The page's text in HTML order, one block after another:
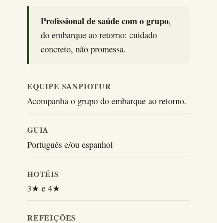
Profissional de saúde com o grupo,
do embarque ao retorno: cuidado
concreto, não promessa.
EQUIPE SANPIOTUR
Acompanha o grupo do embarque ao retorno.
GUIA
Português e/ou espanhol
HOTÉIS
3★ e 4★
REFEIÇÕES